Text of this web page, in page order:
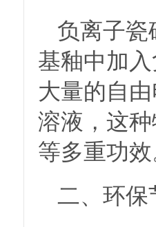
负离子瓷
基釉中加
大量的自
溶液，这
等多重功
二、环保